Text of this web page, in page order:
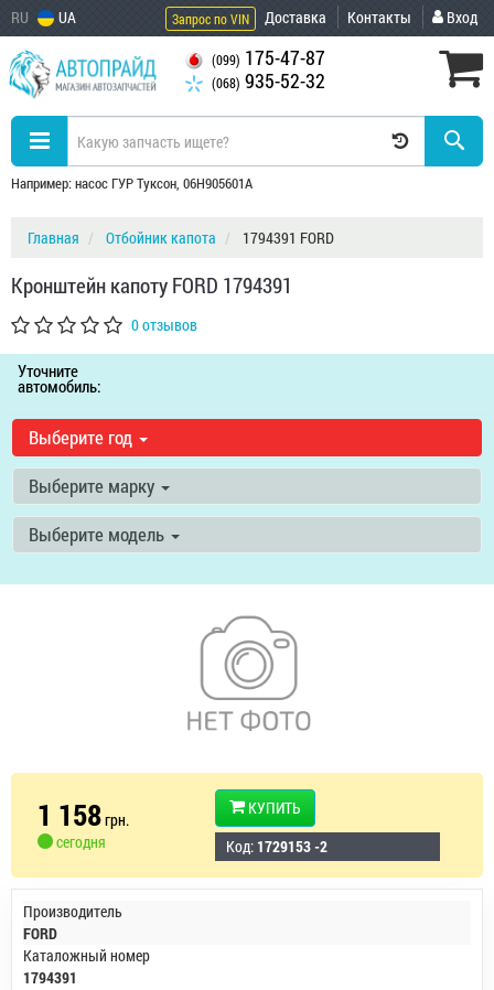
RU UA Запрос по VIN Доставка Контакты Вход
(099) 175-47-87
(068) 935-52-32
Например: насос ГУР Туксон, 06H905601A
Главная Отбойник капота 1794391 FORD
Кронштейн капоту FORD 1794391
0 отзывов
Уточните
автомобиль:
Выберите год
Выберите марку
Выберите модель
1 158грн.
сегодня
КУПИТЬ
Код: 1729153 -2
Производитель
FORD
Каталожный номер
1794391